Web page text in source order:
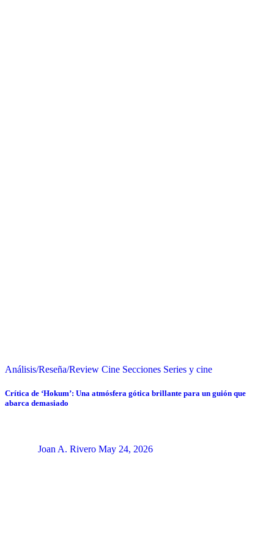
Análisis/Reseña/Review Cine Secciones Series y cine
Crítica de ‘Hokum’: Una atmósfera gótica brillante para un guión que
abarca demasiado
Joan A. Rivero May 24, 2026